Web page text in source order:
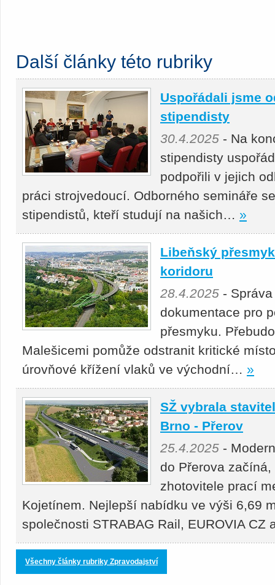
Další články této rubriky
Uspořádali jsme
stipendisty
30.4.2025 - Na
stipendisty
podpořili v jejich
práci strojvedoucí. Odborného semináře
stipendistů, kteří studují na našich… »
Libeňský
koridoru
28.4.2025 -
dokumentace pro
přesmyku.
Malešicemi pomůže odstranit kritické
úrovňové křížení vlaků ve východní… »
SŽ vybrala
Brno - Přerov
25.4.2025 -
do Přerova
zhotovitele prací
Kojetínem. Nejlepší nabídku ve výši 6,69
společnosti STRABAG Rail, EUROVIA
Všechny články rubriky Zpravodajství